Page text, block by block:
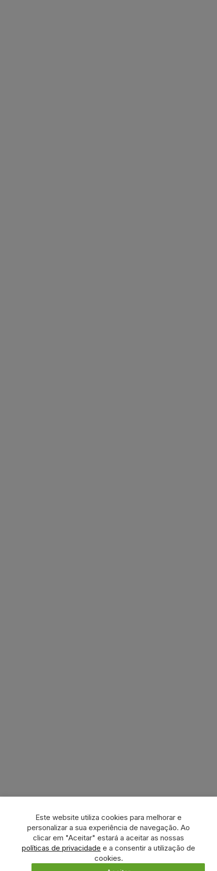
Este website utiliza cookies para melhorar e
personalizar a sua experiência de navegação. Ao
clicar em "Aceitar" estará a aceitar as nossas
políticas de privacidade e a consentir a utilização de
cookies.